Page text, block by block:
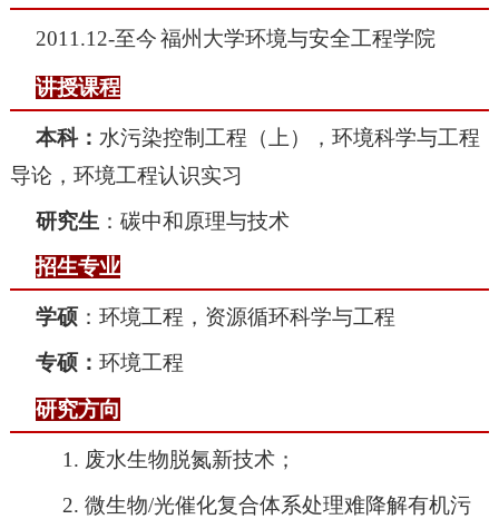
2011.12-至今 福州大学环境与安全工程学院
讲授课程
本科： 水污染控制工程（上），环境科学与工程
导论，环境工程认识实习
研究生 ：碳中和原理与技术
招生专业
学硕 ：环境工程，资源循环科学与工程
专硕：环境工程
研究方向
1. 废水生物脱氮新技术；
2.微生物/光催化复合体系处理难降解有机污